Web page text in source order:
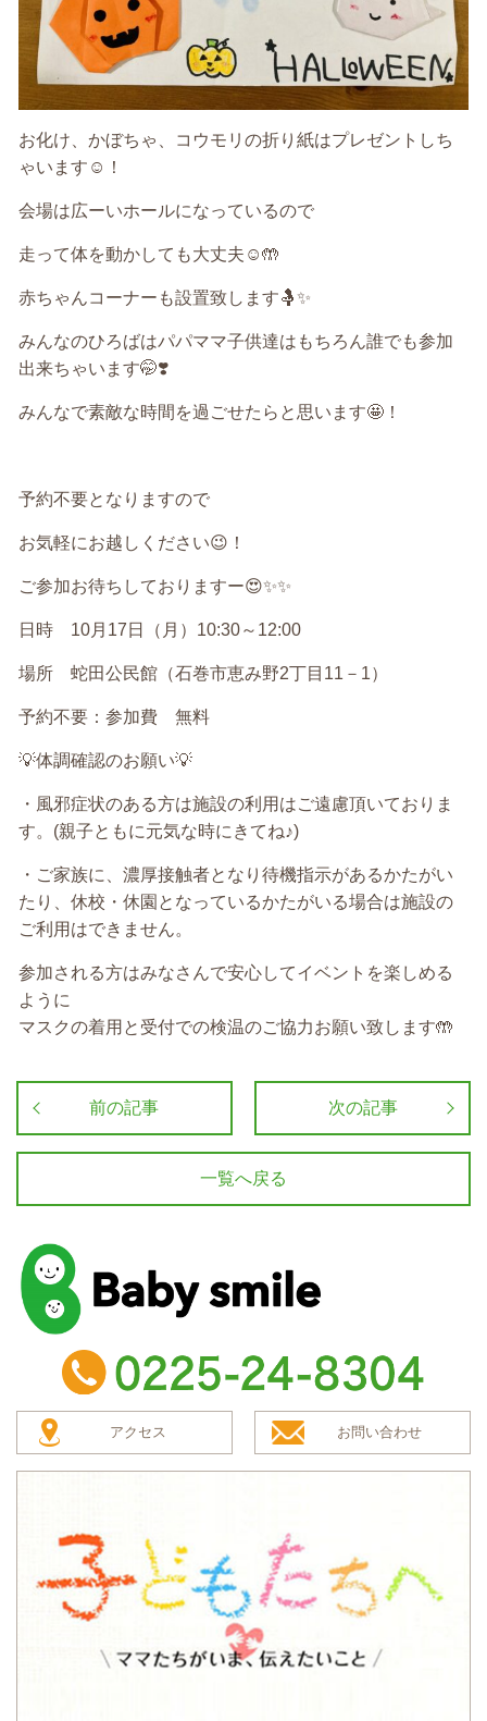
お化け、かぼちゃ、コウモリの折り紙はプレゼントしち
ゃいます ☺️ ！
会場は広ーいホールになっているので
走って体を動かしても大丈夫 ☺️🤲
赤ちゃんコーナーも設置致します🤱✨
みんなのひろばはパパママ子供達はもちろん誰でも参加
出来ちゃいます🤭❣️
みんなで素敵な時間を過ごせたらと思います🤩 ！
予約不要となりますので
お気軽にお越しください😉 ！
ご参加お待ちしておりますー😍✨✨
日時 10月 17 日（月） 10:30～ 12:00
場所 蛇田公民館（石巻市恵み野2丁目 11 － 1）
予約不要：参加費 無料
💡体調確認のお願い💡
・風邪症状のある方は施設の利用はご遠慮頂いておりま
す。 (親子ともに元気な時にきてね♪)
・ご家族に、濃厚接触者となり待機指示があるかたがい
たり、休校・休園となっているかたがいる場合は施設の
ご利用はできません。
参加される方はみなさんで安心してイベントを楽しめる
ように
マスクの着用と受付での検温のご協力お願い致します🤲
前の記事 次の記事
一覧へ戻る
baby smile
TEL：0225-24-8304
アクセス お問い合わせ